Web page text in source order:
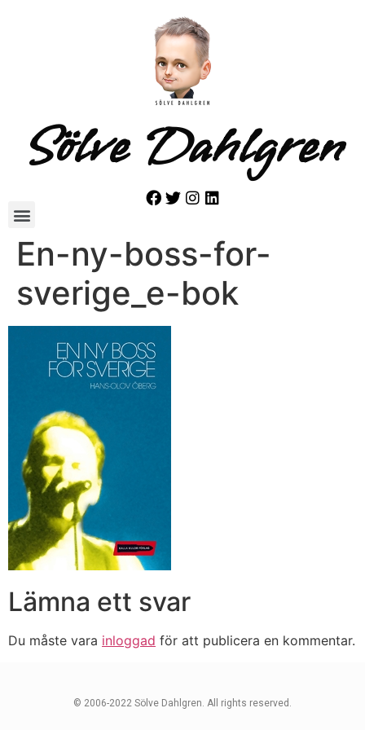
Sölve Dahlgren
En-ny-boss-for-
sverige_e-bok
Lämna ett svar
Du måste vara inloggad för att publicera en kommentar.
© 2006-2022 Sölve Dahlgren. All rights reserved.